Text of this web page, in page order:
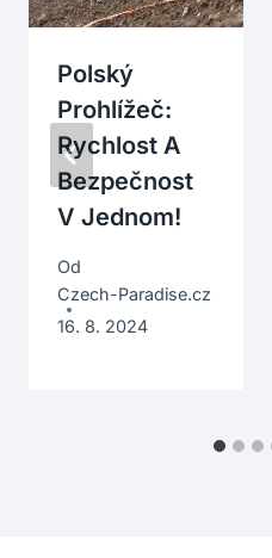
Polský
Prohlížeč:
Rychlost A
Bezpečnost
V Jednom!
Od
Czech-Paradise.cz
16. 8. 2024